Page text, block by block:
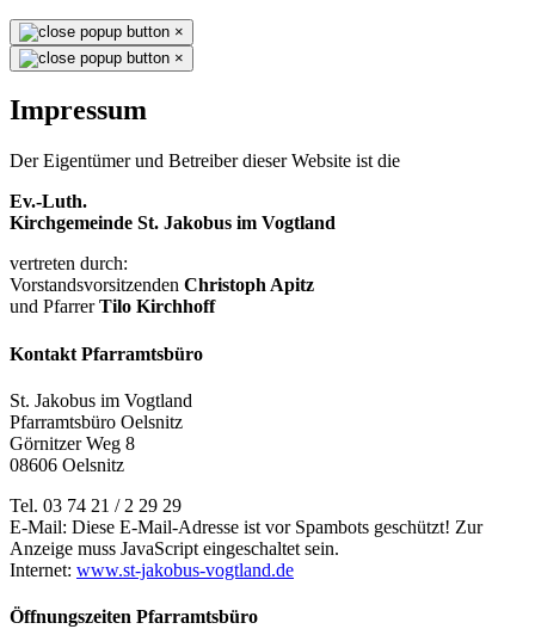
×
×
Impressum
Der Eigentümer und Betreiber dieser Website ist die
Ev.-Luth.
Kirchgemeinde St. Jakobus im Vogtland
vertreten durch:
Vorstandsvorsitzenden Christoph Apitz
und PfarrerTilo Kirchhoff
Kontakt Pfarramtsbüro
St. Jakobus im Vogtland
Pfarramtsbüro Oelsnitz
Görnitzer Weg 8
08606 Oelsnitz
Tel. 03 74 21 / 2 29 29
E-Mail: Diese E-Mail-Adresse ist vor Spambots geschützt! Zur
Anzeige muss JavaScript eingeschaltet sein.
Internet: www.st-jakobus-vogtland.de
Öffnungszeiten Pfarramtsbüro